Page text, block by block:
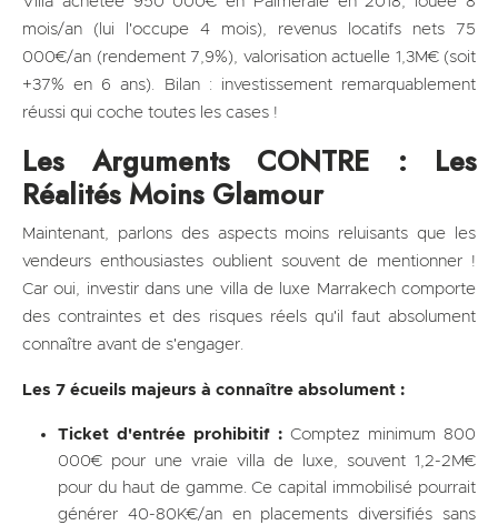
mois/an (lui l'occupe 4 mois), revenus locatifs nets 75
000€/an (rendement 7,9%), valorisation actuelle 1,3M€ (soit
+37% en 6 ans). Bilan : investissement remarquablement
réussi qui coche toutes les cases !
Les Arguments CONTRE : Les
Réalités Moins Glamour
Maintenant, parlons des aspects moins reluisants que les
vendeurs enthousiastes oublient souvent de mentionner !
Car oui, investir dans une villa de luxe Marrakech comporte
des contraintes et des risques réels qu'il faut absolument
connaître avant de s'engager.
Les 7 écueils majeurs à connaître absolument :
Ticket d'entrée prohibitif : Comptez minimum 800
000€ pour une vraie villa de luxe, souvent 1,2-2M€
pour du haut de gamme. Ce capital immobilisé pourrait
générer 40-80K€/an en placements diversifiés sans